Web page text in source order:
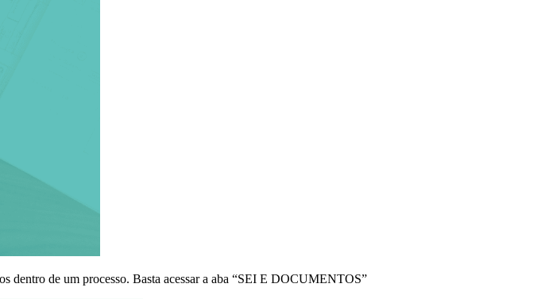
dentro de um processo. Basta acessar a aba “SEI E DOCUMENTOS”